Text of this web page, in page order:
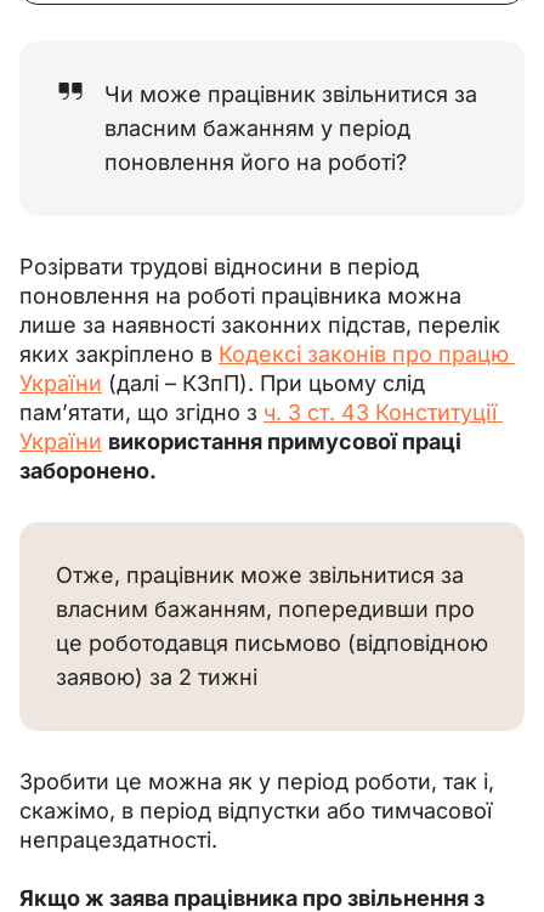
Чи може працівник звільнитися за
власним бажанням у період
поновлення його на роботі?
Розірвати трудові відносини в період
поновлення на роботі працівника можна
лише за наявності законних підстав, перелік
яких закріплено в Кодексі законів про працю
України (далі – КЗпП). При цьому слід
пам’ятати, що згідно з ч. 3 ст. 43 Конституції
України використання примусової праці
заборонено.
Отже, працівник може звільнитися за
власним бажанням, попередивши про
це роботодавця письмово (відповідною
заявою) за 2 тижні
Зробити це можна як у період роботи, так і,
скажімо, в період відпустки або тимчасової
непрацездатності.
Якщо ж заява працівника про звільнення з